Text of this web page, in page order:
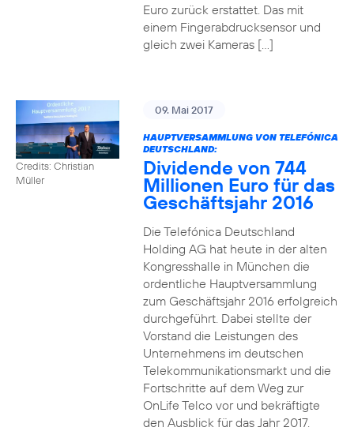
Euro zurück erstattet. Das mit
einem Fingerabdrucksensor und
gleich zwei Kameras […]
Credits: Christian
Müller
09. Mai 2017
HAUPTVERSAMMLUNG VON TELEFÓNICA
DEUTSCHLAND:
Dividende von 744
Millionen Euro für das
Geschäftsjahr 2016
Die Telefónica Deutschland
Holding AG hat heute in der alten
Kongresshalle in München die
ordentliche Hauptversammlung
zum Geschäftsjahr 2016 erfolgreich
durchgeführt. Dabei stellte der
Vorstand die Leistungen des
Unternehmens im deutschen
Telekommunikationsmarkt und die
Fortschritte auf dem Weg zur
OnLife Telco vor und bekräftigte
den Ausblick für das Jahr 2017.